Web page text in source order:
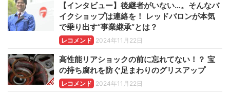
【インタビュー】後継者がいない…。そんなバ
イクショップは連絡を！ レッドバロンが本気
で乗り出す“事業継承”とは？
レコメンド 2024年11月22日
高性能リアショックの前に忘れてない！？ 宝
の持ち腐れを防ぐ足まわりのグリスアップ
レコメンド 2024年11月22日